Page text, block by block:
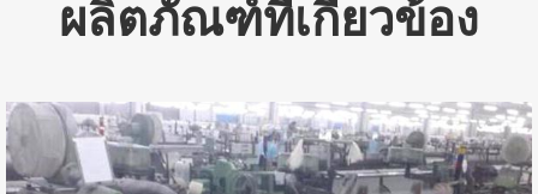
ผลิตภัณฑ์ที่เกี่ยวข้อง